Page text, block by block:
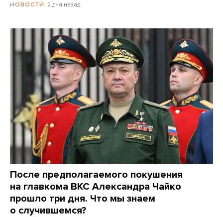
НОВОСТИ 2 дня назад
После предполагаемого покушения
на главкома ВКС Александра Чайко
прошло три дня. Что мы знаем
о случившемся?